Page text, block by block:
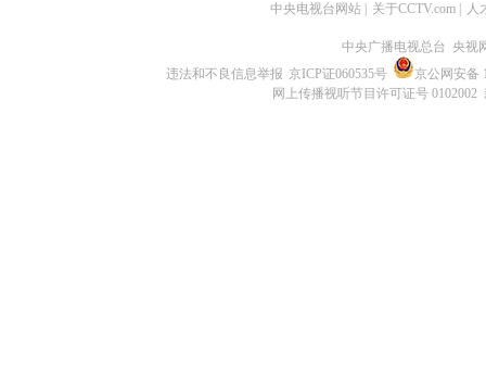
中央电视台网站 关于CCTV.com 人
中央广播电视总台 央视
违法和不良信息举报 京ICP证060535号
京公网安备
网上传播视听节目许可证号 0102002